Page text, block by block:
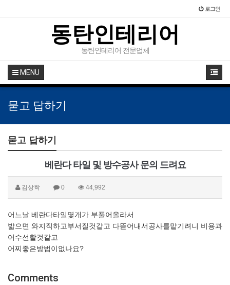
로그인
동탄인테리어
동탄인테리어 전문업체
MENU
묻고 답하기
묻고 답하기
베란다 타일 및 방수공사 문의 드려요
김상학 0 44,992
어느날 베란다타일몇개가 부풀어올라서
밟으면 와지직하고부서질것같고 다뜯어내서공사를맡기려니 비용과
어수선할것같고
어찌좋은방법이없나요?
Comments